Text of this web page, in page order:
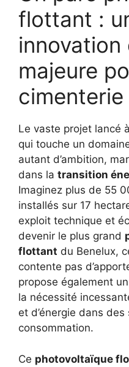
flottant :
innovation
majeure
cimenterie
Le vaste projet lancé
qui touche un
autant d’ambition,
dans la transition
Imaginez plus de 55
installés sur 17
exploit technique et
devenir le plus grand
flottant du Benelux,
contente pas
propose également
la nécessité
et d’énergie dans
consommation.
Ce photovoltaïque